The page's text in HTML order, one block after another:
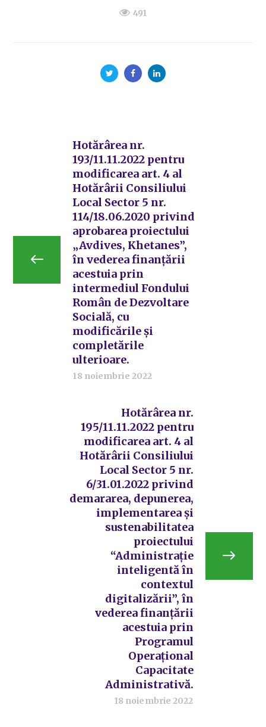
491
Hotărârea nr.
193/11.11.2022 pentru
modificarea art. 4 al
Hotărârii Consiliului
Local Sector 5 nr.
114/18.06.2020 privind
aprobarea proiectului
„Avdives, Khetanes”,
în vederea finanțării
acestuia prin
intermediul Fondului
Român de Dezvoltare
Socială, cu
modificările și
completările
ulterioare.
18 noiembrie 2022
Hotărârea nr.
195/11.11.2022 pentru
modificarea art. 4 al
Hotărârii Consiliului
Local Sector 5 nr.
6/31.01.2022 privind
demararea, depunerea,
implementarea și
sustenabilitatea
proiectului
“Administrație
inteligentă în
contextul
digitalizării”, în
vederea finanțării
acestuia prin
Programul
Operațional
Capacitate
Administrativă.
18 noiembrie 2022